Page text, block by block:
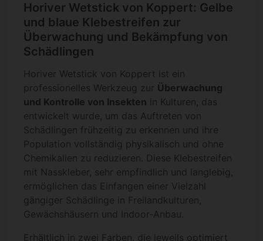
Horiver Wetstick von Koppert: Gelbe
und blaue Klebestreifen zur
Überwachung und Bekämpfung von
Schädlingen
Horiver Wetstick von Koppert ist ein
professionelles Werkzeug zur Überwachung
und Kontrolle von Insekten in Kulturen, das
entwickelt wurde, um das Auftreten von
Schädlingen frühzeitig zu erkennen und ihre
Population vollständig physikalisch und ohne
Chemikalien zu reduzieren. Diese Klebestreifen
mit Nasskleber, sehr empfindlich und langlebig,
ermöglichen das Einfangen einer Vielzahl
gängiger Schädlinge in Freilandkulturen,
Gewächshäusern und Indoor-Anbau.
Erhältlich in zwei Farben, die jeweils optimiert